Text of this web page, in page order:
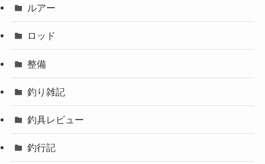
ルアー
ロッド
整備
釣り雑記
釣具レビュー
釣行記